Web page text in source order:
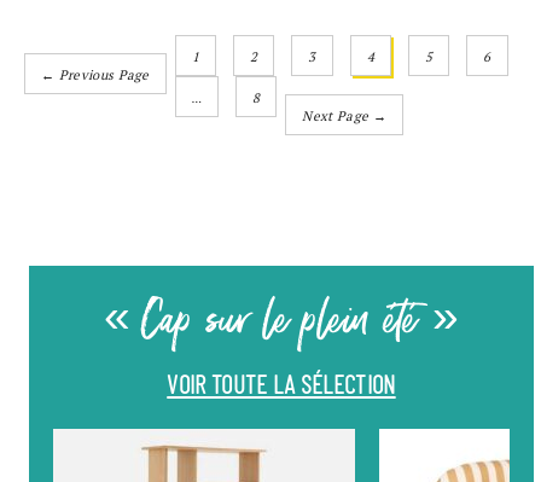
← Previous Page
1 2 3 4 5 6
8
Next Page →
« Cap sur le plein été »
VOIR TOUTE LA SÉLECTION